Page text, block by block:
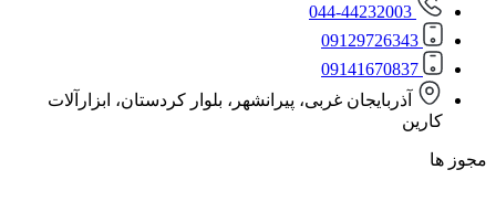
044-44232003
آذربایجان غربی، پیرانشهر، بلوار کردستان، ابزارآلات